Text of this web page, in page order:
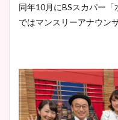
同年10月にBSスカパー「
ではマンスリーアナウン